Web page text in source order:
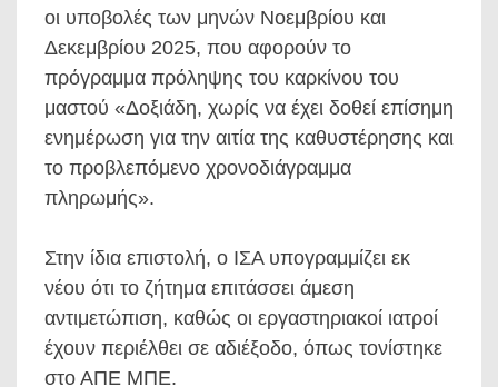
οι υποβολές των μηνών Νοεμβρίου και
Δεκεμβρίου 2025, που αφορούν το
πρόγραμμα πρόληψης του καρκίνου του
μαστού «Δοξιάδη, χωρίς να έχει δοθεί επίσημη
ενημέρωση για την αιτία της καθυστέρησης και
το προβλεπόμενο χρονοδιάγραμμα
πληρωμής».
Στην ίδια επιστολή, ο ΙΣΑ υπογραμμίζει εκ
νέου ότι το ζήτημα επιτάσσει άμεση
αντιμετώπιση, καθώς οι εργαστηριακοί ιατροί
έχουν περιέλθει σε αδιέξοδο, όπως τονίστηκε
στο ΑΠΕ ΜΠΕ.